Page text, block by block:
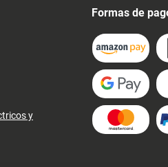
y
Formas de